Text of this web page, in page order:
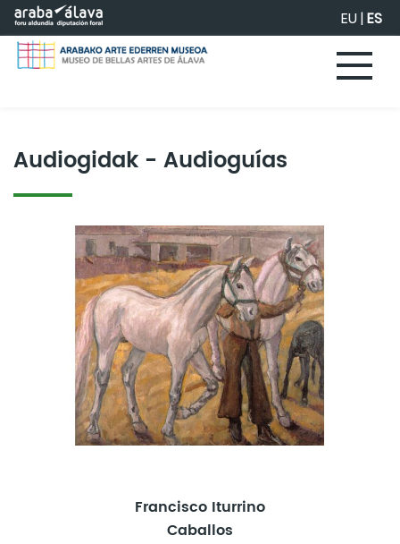
Saltar al contenido principal EU|ES
Audiogidak - Audioguías
Francisco Iturrino
Caballos